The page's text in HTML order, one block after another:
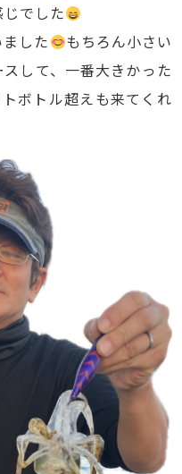
でした
した
もちろん小さい
して、一番大きかった
ボトル超えも来てくれ